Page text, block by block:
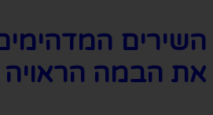
השירים
את הבמה